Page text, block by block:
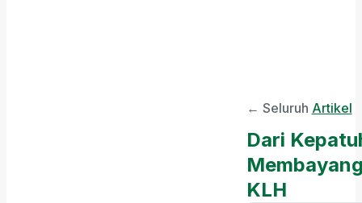
← Seluruh Artikel
Dari
KLH